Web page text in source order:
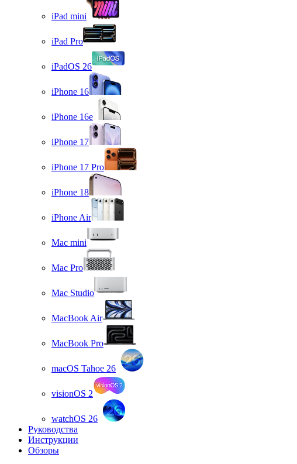
iPad mini
iPad Pro
iPadOS 26
iPhone 16
iPhone 16e
iPhone 17
iPhone 17 Pro
iPhone 18
iPhone Air
Mac mini
Mac Pro
Mac Studio
MacBook Air
MacBook Pro
macOS Tahoe 26
visionOS 2
watchOS 26
Руководства
Инструкции
Обзоры